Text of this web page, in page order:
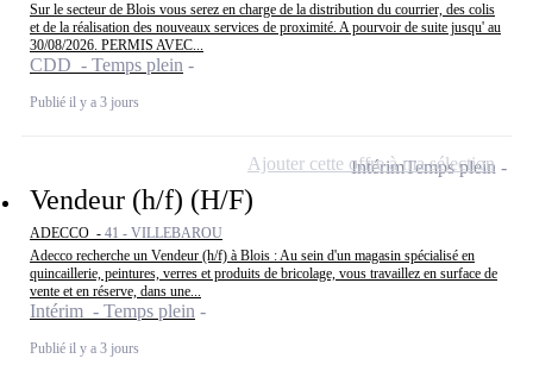
Sur le secteur de Blois vous serez en charge de la distribution du courrier, des colis
et de la réalisation des nouveaux services de proximité. A pourvoir de suite jusqu' au
30/08/2026. PERMIS AVEC...
CDD - Temps plein
Publié il y a 3 jours
Vendeur (h/f) (H/F)
ADECCO - 41 - VILLEBAROU
Adecco recherche un Vendeur (h/f) à Blois : Au sein d'un magasin spécialisé en
quincaillerie, peintures, verres et produits de bricolage, vous travaillez en surface de
vente et en réserve, dans une...
Intérim - Temps plein
Publié il y a 3 jours
IntérimTemps plein
Ajouter cette offre à ma sélection